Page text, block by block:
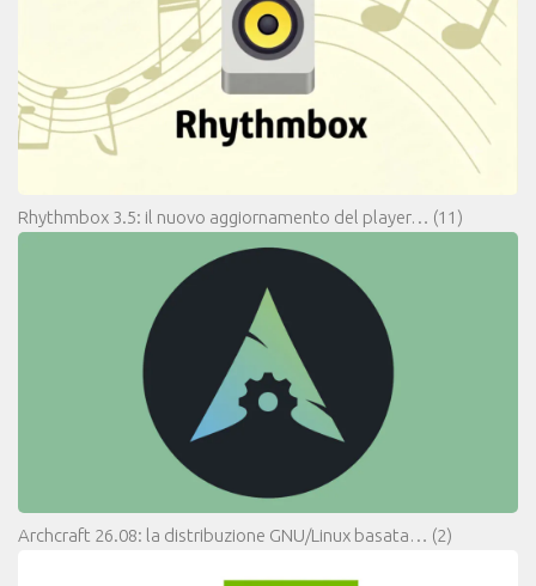
Rhythmbox 3.5: il nuovo aggiornamento del player… (11)
Archcraft 26.08: la distribuzione GNU/Linux basata… (2)